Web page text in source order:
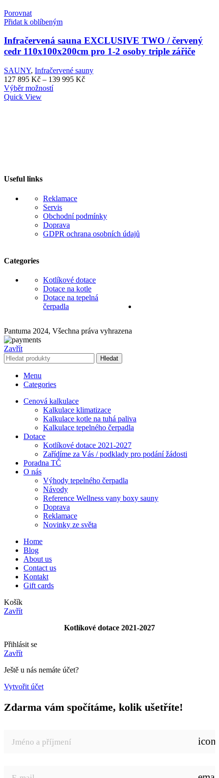
variant.
lze
vybrat
na
stránce
produktu
Porovnat
Přidat k oblíbeným
Infračervená sauna EXCLUSIVE TWO / červený
cedr 110x100x200cm pro 1-2 osoby triple zářiče
SAUNY, Infračervené sauny
127 895 Kč – 139 995 KčRozpětí
Výběr možnostíTento
Quick View
Useful links
Reklamace
Servis
Obchodní podmínky
Doprava
GDPR ochrana osobních údajů
Categories
Kotlíkové dotace
Dotace na kotle
Dotace na tepelná
čerpadla
Pantuma 2024, Všechna práva vyhrazena
Zavřít
Hledat
Menu
Categories
Cenová kalkulace
Kalkulace klimatizace
Kalkulace kotle na tuhá paliva
Kalkulace tepelného čerpadla
Dotace
Kotlíkové dotace 2021-2027
Zařídíme za Vás / podklady pro podání žádosti
Poradna TČ
O nás
Výhody tepelného čerpadla
Návody
Reference Wellness vany boxy sauny
Doprava
Reklamace
Novinky ze světa
Home
Blog
About us
Contact us
Kontakt
Gift cards
Košík
Zavřít
Kotlíkové dotace 2021-2027
Přihlásit se
Zavřít
Ještě u nás nemáte účet?
Vytvořit účet
Zdarma vám spočítáme, kolik ušetříte!